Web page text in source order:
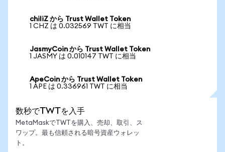
chiliZ から Trust Wallet Token
1 CHZ は 0.032569 TWT に相当
JasmyCoin から Trust Wallet Token
1 JASMY は 0.010147 TWT に相当
ApeCoin から Trust Wallet Token
1 APE は 0.336961 TWT に相当
数秒でTWTを入手
MetaMaskでTWTを購入、売却、取引、ス
ワップ。最も信頼される暗号資産ウォレッ
ト。